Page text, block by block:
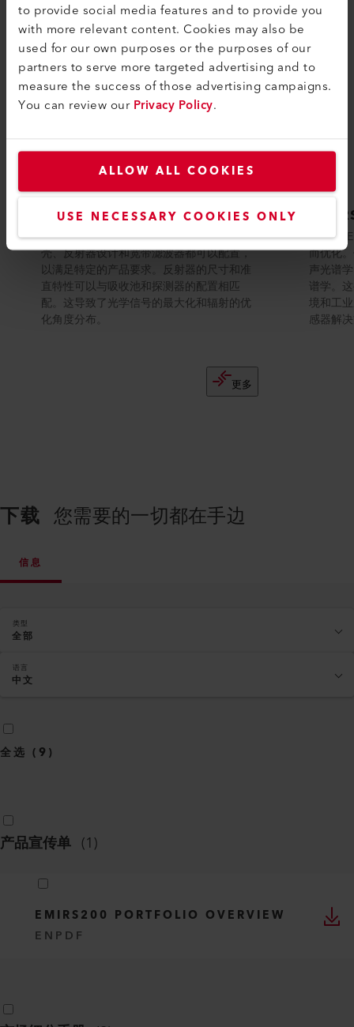
to provide social media features and to provide you
with more relevant content. Cookies may also be
used for our own purposes or the purposes of our
partners to serve more targeted advertising and to
measure the success of those advertising campaigns.
You can review ourPrivacy Policy.
ALLOW ALL COOKIES
USE NECESSARY COOKIES ONLY
EMIRS50定制
Axetris提供EMIRS50红外源的定制版本。外
壳、反射器设计和宽带滤波器都可以配置，
以满足特定的产品要求。反射器的尺寸和准
直特性可以与吸收池和探测器的配置相匹
配。这导致了光学信号的最大化和辐射的优
化角度分布。
更多
Axetris
而优化
声光谱
谱学。
境和工
感器解
下载 您需要的一切都在手边
信息
类型
全部
语言
中文
全选 ( 9 )
产品宣传单 (1)
EMIRS200 PORTFOLIO OVERVIEW
EN PDF